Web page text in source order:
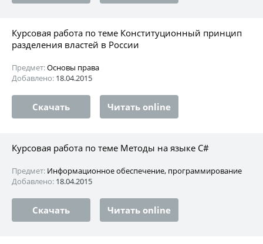
Курсовая работа по теме Конституционный принцип
разделения властей в России
Предмет:Основы права
Добавлено: 18.04.2015
Скачать Читать online
Курсовая работа по теме Методы на языке C#
Предмет: Информационное обеспечение, программирование
Добавлено: 18.04.2015
Скачать Читать online